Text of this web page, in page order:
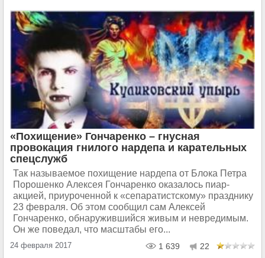
«Похищение» Гончаренко – гнусная
провокация гнилого нардепа и карательных
спецслужб
Так называемое похищение нардепа от Блока Петра
Порошенко Алексея Гончаренко оказалось пиар-
акцией, приуроченной к «сепаратистскому» празднику
23 февраля. Об этом сообщил сам Алексей
Гончаренко, обнаружившийся живым и невредимым.
Он же поведал, что масштабы его...
24 февраля 2017 1 639 22